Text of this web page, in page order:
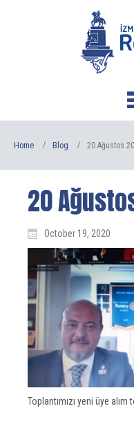
Home Blog 20 Ağustos
20
October 19, 2020
Toplantımızı yeni üye